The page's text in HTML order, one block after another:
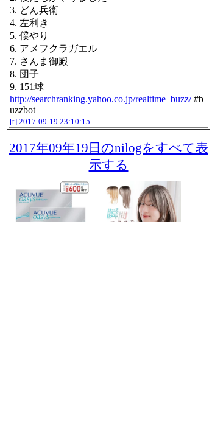
3. どん兵衛
4. 左利き
5. 僕やり
6. アメフクラガエル
7. さんま御殿
8. 団子
9. 151球
http://searchranking.yahoo.co.jp/realtime_buzz/#b
uzzbot
[t] 2017-09-19 23:10:15
2017年09年19日のnilogをすべて表
示する